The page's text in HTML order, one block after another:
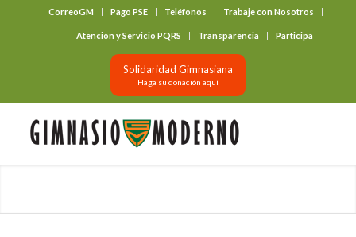
CorreoGM Pago PSE Teléfonos Trabaje con Nosotros
Atención y Servicio PQRS Transparencia Participa
Solidaridad Gimnasiana
Haga su donación aquí